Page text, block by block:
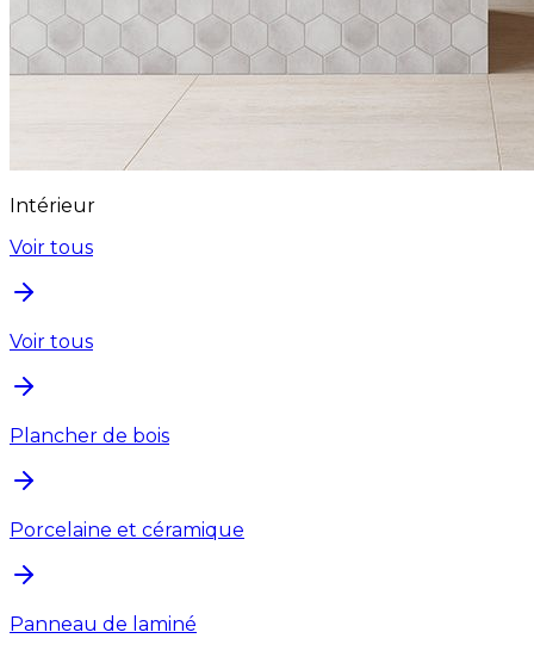
Intérieur
Voir tous
Voir tous
Plancher de bois
Porcelaine et céramique
Panneau de laminé